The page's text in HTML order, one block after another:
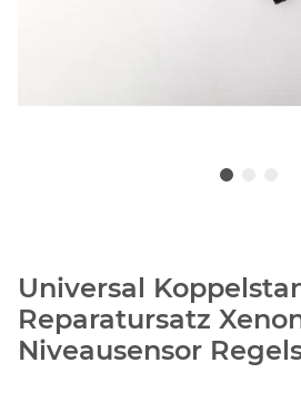
Universal
Reparatursatz
Niveausensor